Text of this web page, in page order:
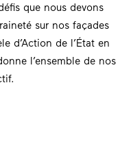
que nous devons
sur nos façades
d’Action de l’État en
l’ensemble de nos